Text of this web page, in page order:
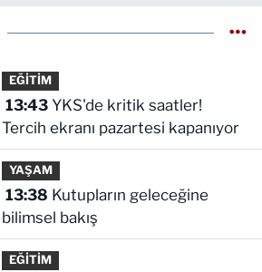
EĞİTİM
13:43YKS'de kritik saatler!
Tercih ekranı pazartesi kapanıyor
YAŞAM
13:38
bilimsel bakış
EĞİTİM